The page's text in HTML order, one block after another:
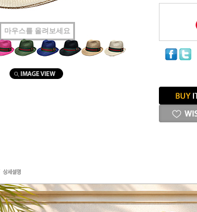
마우스를 올려보세요